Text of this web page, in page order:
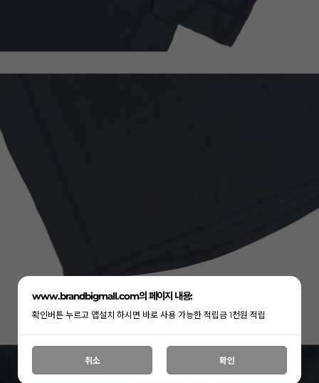
www.brandbigmall.com의 페이지 내용:
확인버튼 누르고 앱설치 하시면 바로 사용 가능한 적립금 1천원 적립
취소 확인